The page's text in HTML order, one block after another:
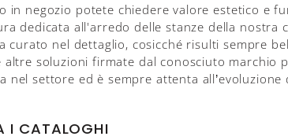
in negozio potete chiedere valore estetico e
dedicata all'arredo delle stanze della
curato nel dettaglio, cosicché risulti sempre
soluzioni firmate dal conosciuto
nel settore ed è sempre attenta
I CATALOGHI